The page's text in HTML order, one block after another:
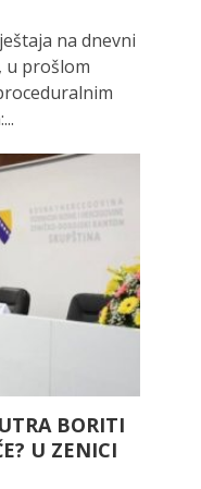
na dnevni
u prošlom
BORITI
U ZENICI